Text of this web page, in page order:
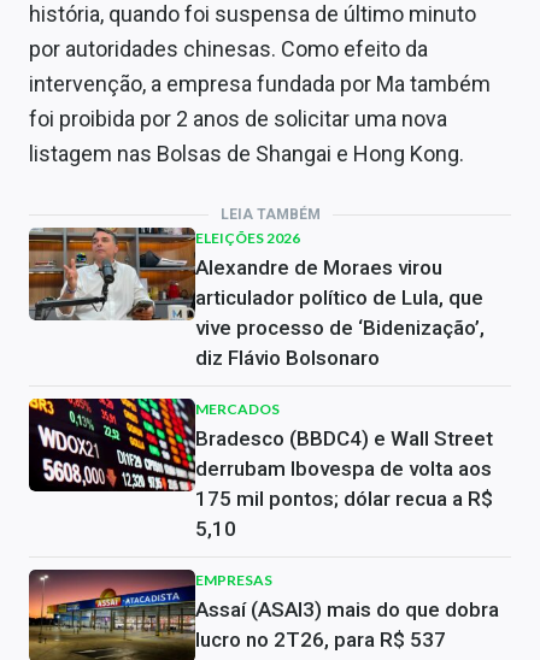
história, quando foi suspensa de último minuto
por autoridades chinesas. Como efeito da
intervenção, a empresa fundada por Ma também
foi proibida por 2 anos de solicitar uma nova
listagem nas Bolsas de Shangai e Hong Kong.
LEIA TAMBÉM
ELEIÇÕES 2026
Alexandre de Moraes virou
articulador político de Lula, que
vive processo de ‘Bidenização’,
diz Flávio Bolsonaro
MERCADOS
Bradesco (BBDC4) e Wall Street
derrubam Ibovespa de volta aos
175 mil pontos; dólar recua a R$
5,10
EMPRESAS
Assaí (ASAI3) mais do que dobra
lucro no 2T26, para R$ 537